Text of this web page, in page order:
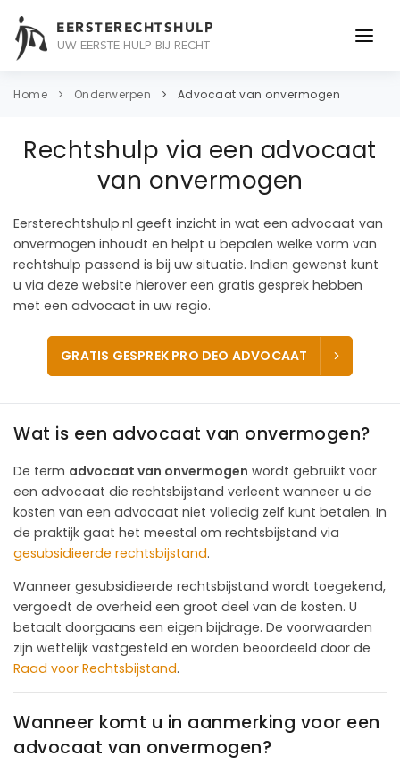
EERSTERECHTSHULP
UW EERSTE HULP BIJ RECHT
ONDERWERPEN
ADVOCAAT
CONTACT
Home Onderwerpen Advocaat van onvermogen
Rechtshulp via een advocaat
van onvermogen
Eersterechtshulp.nl geeft inzicht in wat een advocaat van
onvermogen inhoudt en helpt u bepalen welke vorm van
rechtshulp passend is bij uw situatie. Indien gewenst kunt
u via deze website hierover een gratis gesprek hebben
met een advocaat in uw regio.
GRATIS GESPREK PRO DEO ADVOCAAT
Wat is een advocaat van onvermogen?
De term advocaat van onvermogen wordt gebruikt voor
een advocaat die rechtsbijstand verleent wanneer u de
kosten van een advocaat niet volledig zelf kunt betalen. In
de praktijk gaat het meestal om rechtsbijstand via
gesubsidieerde rechtsbijstand.
Wanneer gesubsidieerde rechtsbijstand wordt toegekend,
vergoedt de overheid een groot deel van de kosten. U
betaalt doorgaans een eigen bijdrage. De voorwaarden
zijn wettelijk vastgesteld en worden beoordeeld door de
Raad voor Rechtsbijstand.
Wanneer komt u in aanmerking voor een
advocaat van onvermogen?